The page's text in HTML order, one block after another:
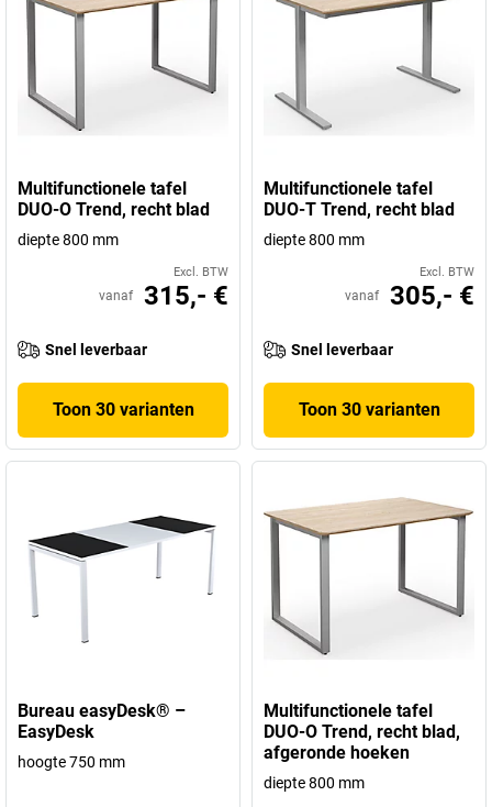
Multifunctionele tafel
DUO-O Trend, recht blad
diepte 800 mm
Excl. BTW
vanaf 315,- €
Snel leverbaar
Toon 30 varianten
Multifunctionele tafel
DUO-T Trend, recht blad
diepte 800 mm
Excl. BTW
vanaf 305,- €
Snel leverbaar
Toon 30 varianten
Bureau easyDesk® –
EasyDesk
hoogte 750 mm
Multifunctionele tafel
DUO-O Trend, recht blad,
afgeronde hoeken
diepte 800 mm